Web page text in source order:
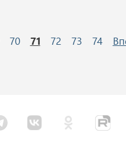
70 71 72 73 74